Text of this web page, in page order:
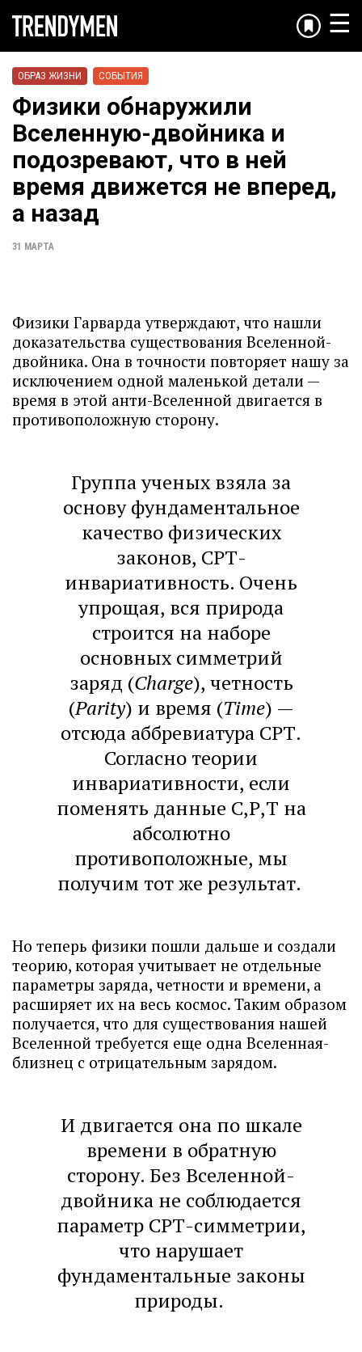
☰
ОБРАЗ ЖИЗНИ СОБЫТИЯ
Физики обнаружили
Вселенную-двойника и
подозревают, что в ней
время движется не вперед,
а назад
31 МАРТА
Физики Гарварда утверждают, что нашли
доказательства существования Вселенной-
двойника. Она в точности повторяет нашу за
исключением одной маленькой детали —
время в этой анти-Вселенной двигается в
противоположную сторону.
Группа ученых взяла за
основу фундаментальное
качество физических
законов, СРТ-
инвариативность. Очень
упрощая, вся природа
строится на наборе
основных симметрий
заряд (Charge), четность
(Parity) и время (Time) —
отсюда аббревиатура СРТ.
Согласно теории
инвариативности, если
поменять данные С,Р,Т на
абсолютно
противоположные, мы
получим тот же результат.
Но теперь физики пошли дальше и создали
теорию, которая учитывает не отдельные
параметры заряда, четности и времени, а
расширяет их на весь космос. Таким образом
получается, что для существования нашей
Вселенной требуется еще одна Вселенная-
близнец с отрицательным зарядом.
И двигается она по шкале
времени в обратную
сторону. Без Вселенной-
двойника не соблюдается
параметр СРТ-симметрии,
что нарушает
фундаментальные законы
природы.